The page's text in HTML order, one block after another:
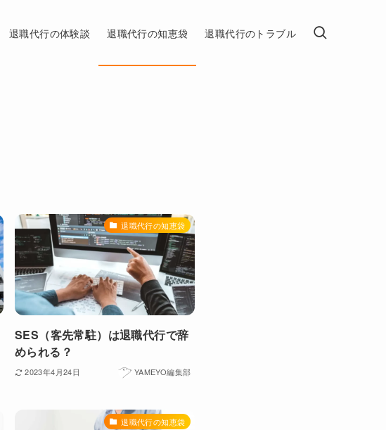
退職代行の体験談 退職代行の知恵袋 退職代行のトラブル
退職代行の知恵袋
SES（客先常駐）は退職代行で辞
められる？
2023年4月24日 YAMEYO編集部
退職代行の知恵袋